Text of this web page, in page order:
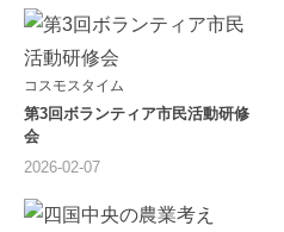
コスモスタイム
第3回ボランティア市民活動研修
会
2026-02-07